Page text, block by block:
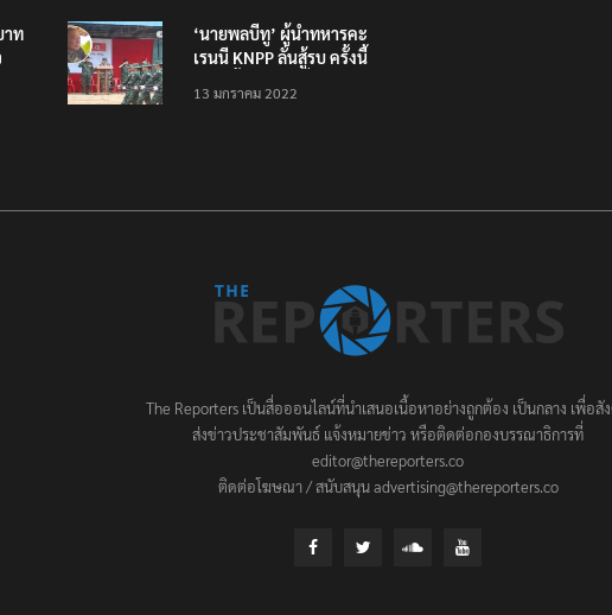
าท
‘นายพลบีทู’ ผู้นำทหารคะ
เรนนี KNPP ลั่นสู้รบ ครั้งนี้
ประชาชนต้องชนะ
13 มกราคม 2022
The Reporters เป็นสื่อออนไลน์ที่นำเสนอเนื้อหาอย่างถูกต้อง เป็นกลาง เพื่อสั
ส่งข่าวประชาสัมพันธ์ แจ้งหมายข่าว หรือติดต่อกองบรรณาธิการที่
editor@thereporters.co
ติดต่อโฆษณา / สนับสนุน advertising@thereporters.co